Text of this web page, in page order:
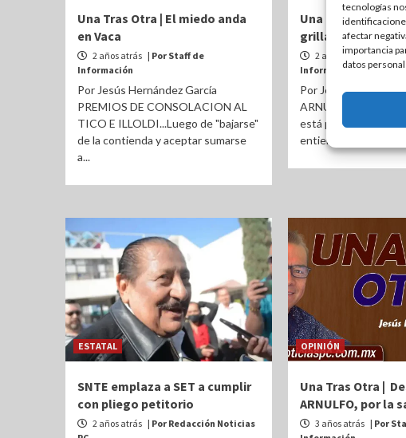
tecnologías
afectar
importancia
datos
Una Tras Otra | El miedo anda
en Vaca
2 años atrás | Por Staff de
Información
Por Jesús Hernández García
PREMIOS DE CONSOLACION AL
TICO E ILLOLDI...Luego de "bajarse"
de la contienda y aceptar sumarse
a...
Una Tras Otra |
grilla
2 años atrás | Por
Información
Por Jesús
ARNULFO
está por cumplir 80
entiende entonces la
ESTATAL
SNTE emplaza a SET a cumplir
con pliego petitorio
2 años atrás | Por Redacción Noticias
OPINIÓN
Una Tras Otra |
ARNULFO, por la
3 años atrás | Por